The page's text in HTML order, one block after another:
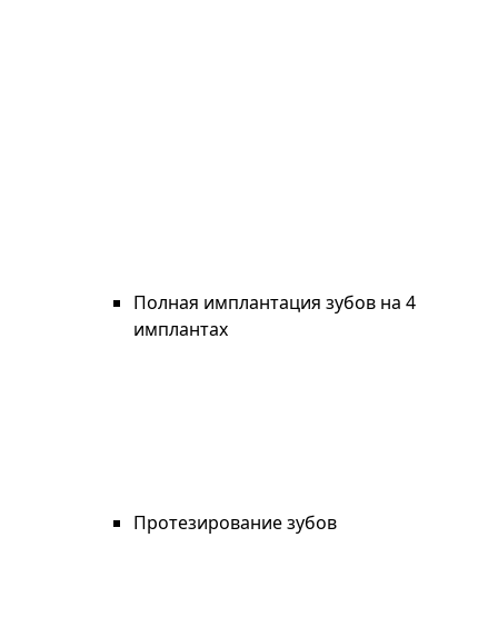
Полная имплантация зубов на 4
имплантах
Протезирование зубов